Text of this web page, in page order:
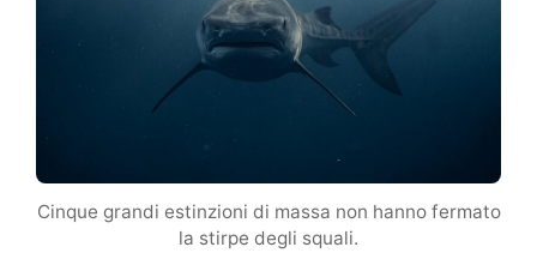
Cinque grandi estinzioni di massa non hanno fermato
la stirpe degli squali.